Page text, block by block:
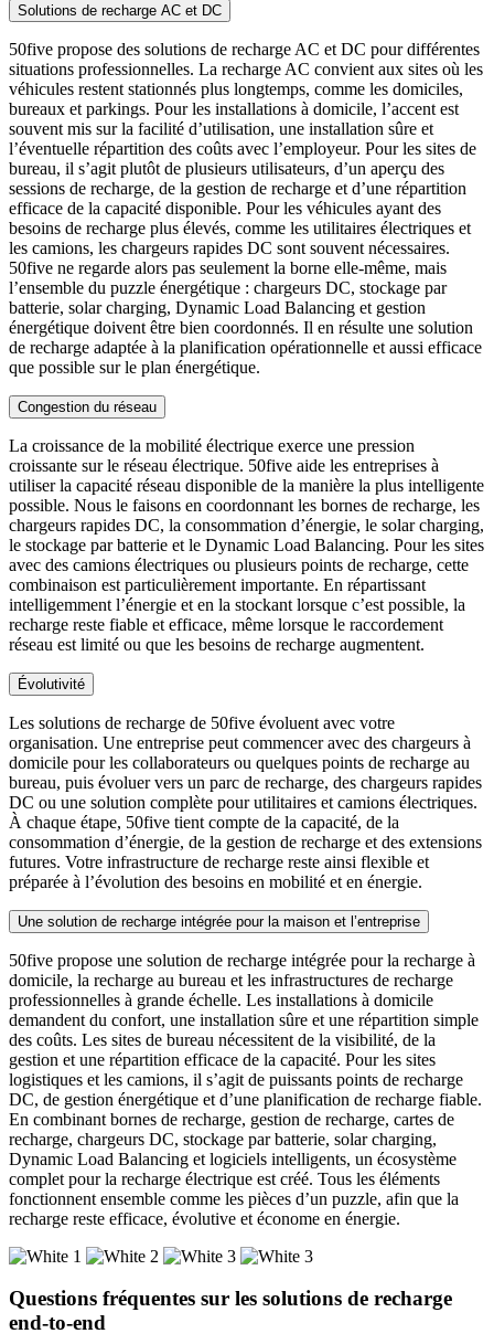
Solutions de recharge AC et DC
50five propose des solutions de recharge AC et DC pour différentes
situations professionnelles. La recharge AC convient aux sites où les
véhicules restent stationnés plus longtemps, comme les domiciles,
bureaux et parkings. Pour les installations à domicile, l’accent est
souvent mis sur la facilité d’utilisation, une installation sûre et
l’éventuelle répartition des coûts avec l’employeur. Pour les sites de
bureau, il s’agit plutôt de plusieurs utilisateurs, d’un aperçu des
sessions de recharge, de la gestion de recharge et d’une répartition
efficace de la capacité disponible. Pour les véhicules ayant des
besoins de recharge plus élevés, comme les utilitaires électriques et
les camions, les chargeurs rapides DC sont souvent nécessaires.
50five ne regarde alors pas seulement la borne elle-même, mais
l’ensemble du puzzle énergétique : chargeurs DC, stockage par
batterie, solar charging, Dynamic Load Balancing et gestion
énergétique doivent être bien coordonnés. Il en résulte une solution
de recharge adaptée à la planification opérationnelle et aussi efficace
que possible sur le plan énergétique.
Congestion du réseau
La croissance de la mobilité électrique exerce une pression
croissante sur le réseau électrique. 50five aide les entreprises à
utiliser la capacité réseau disponible de la manière la plus intelligente
possible. Nous le faisons en coordonnant les bornes de recharge, les
chargeurs rapides DC, la consommation d’énergie, le solar charging,
le stockage par batterie et le Dynamic Load Balancing. Pour les sites
avec des camions électriques ou plusieurs points de recharge, cette
combinaison est particulièrement importante. En répartissant
intelligemment l’énergie et en la stockant lorsque c’est possible, la
recharge reste fiable et efficace, même lorsque le raccordement
réseau est limité ou que les besoins de recharge augmentent.
Évolutivité
Les solutions de recharge de 50five évoluent avec votre
organisation. Une entreprise peut commencer avec des chargeurs à
domicile pour les collaborateurs ou quelques points de recharge au
bureau, puis évoluer vers un parc de recharge, des chargeurs rapides
DC ou une solution complète pour utilitaires et camions électriques.
À chaque étape, 50five tient compte de la capacité, de la
consommation d’énergie, de la gestion de recharge et des extensions
futures. Votre infrastructure de recharge reste ainsi flexible et
préparée à l’évolution des besoins en mobilité et en énergie.
Une solution de recharge intégrée pour la maison et l’entreprise
50five propose une solution de recharge intégrée pour la recharge à
domicile, la recharge au bureau et les infrastructures de recharge
professionnelles à grande échelle. Les installations à domicile
demandent du confort, une installation sûre et une répartition simple
des coûts. Les sites de bureau nécessitent de la visibilité, de la
gestion et une répartition efficace de la capacité. Pour les sites
logistiques et les camions, il s’agit de puissants points de recharge
DC, de gestion énergétique et d’une planification de recharge fiable.
En combinant bornes de recharge, gestion de recharge, cartes de
recharge, chargeurs DC, stockage par batterie, solar charging,
Dynamic Load Balancing et logiciels intelligents, un écosystème
complet pour la recharge électrique est créé. Tous les éléments
fonctionnent ensemble comme les pièces d’un puzzle, afin que la
recharge reste efficace, évolutive et économe en énergie.
Questions fréquentes sur les solutions de recharge
end-to-end